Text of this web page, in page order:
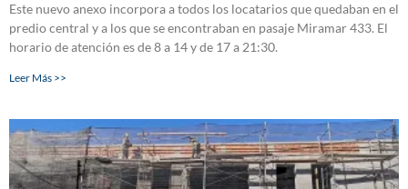
Este nuevo anexo incorpora a todos los locatarios que quedaban en el
predio central y a los que se encontraban en pasaje Miramar 433. El
horario de atención es de 8 a 14 y de 17 a 21:30.
Leer Más >>